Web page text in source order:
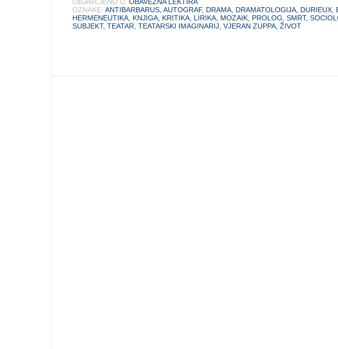
OZNAKE: ANTIBARBARUS AUTOGRAF, DRAMA DRAMATOLOGIJA DURIEUX
HERMENEUTIKA KNJIGA KRITIKA LIRIKA MOZAIK PROLOG SMRT,
SUBJEKT, TEATAR TEATARSKI IMAGINARIJ VJERAN ZUPPA ŽIVOT